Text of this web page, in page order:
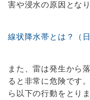
害や浸水の原因となり
線状降水帯とは？（
また、雷は発生から
ると非常に危険です
ら以下の行動をとり